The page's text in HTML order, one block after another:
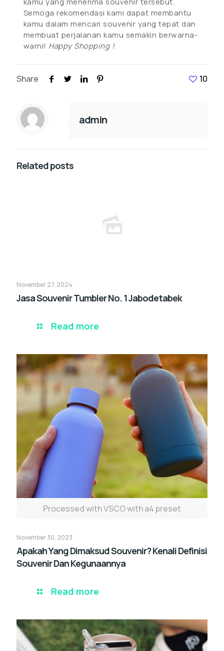
Semoga rekomendasi kami dapat membantu
kamu dalam mencari souvenir yang tepat dan
membuat perjalanan kamu semakin berwarna-
warni! Happy Shopping !
Share 10
admin
Related posts
November 27, 2024
Jasa Souvenir Tumbler No. 1 Jabodetabek
Read more
Processed with VSCO with a4 preset
November 30, 2023
Apakah Yang Dimaksud Souvenir? Kenali Definisi
Souvenir Dan Kegunaannya
Read more